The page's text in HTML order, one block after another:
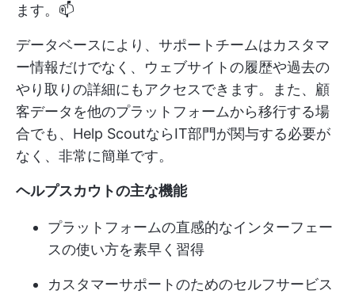
ます。📫
データベースにより、サポートチームはカスタマ
ー情報だけでなく、ウェブサイトの履歴や過去の
やり取りの詳細にもアクセスできます。また、顧
客データを他のプラットフォームから移行する場
合でも、Help ScoutならIT部門が関与する必要が
なく、非常に簡単です。
ヘルプスカウトの主な機能
プラットフォームの直感的なインターフェー
スの使い方を素早く習得
カスタマーサポートのためのセルフサービス